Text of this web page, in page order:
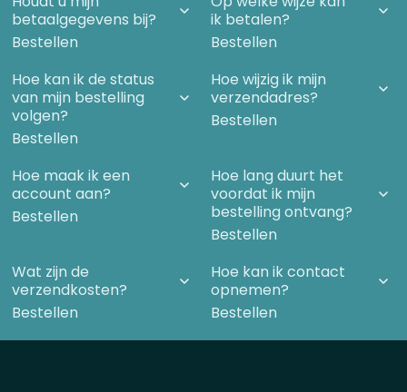
bewuste mens ook een teken dat menselijke systemen op
losse schroeven komen te staan. Ze functioneren niet meer en
zijn logge, weinig effectieve instituten geworden. Dat geldt in
sectoren van de maatschappij.
betaalgegevens bij?
Bestellen
ik betalen?
Bestellen
Hoe kan ik de status
van mijn bestelling
volgen?
Bestellen
Hoe wijzig ik mijn
verzendadres?
Bestellen
Hoe maak ik een
account aan?
Bestellen
Hoe lang duurt het
voordat ik mijn
bestelling ontvang?
Bestellen
Wat zijn de
verzendkosten?
Bestellen
Hoe kan ik contact
opnemen?
Bestellen